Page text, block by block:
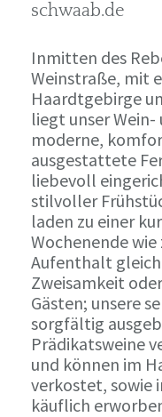
schwaab.de
Inmitten des
Weinstraße, mit
Haardtgebirge
liegt unser Wein-
moderne,
ausgestattete
liebevoll
stilvoller
laden zu einer
Wochenende
Aufenthalt
Zweisamkeit
Gästen; unsere
sorgfältig
Prädikatsweine
und können im
verkostet, sowie
käuflich